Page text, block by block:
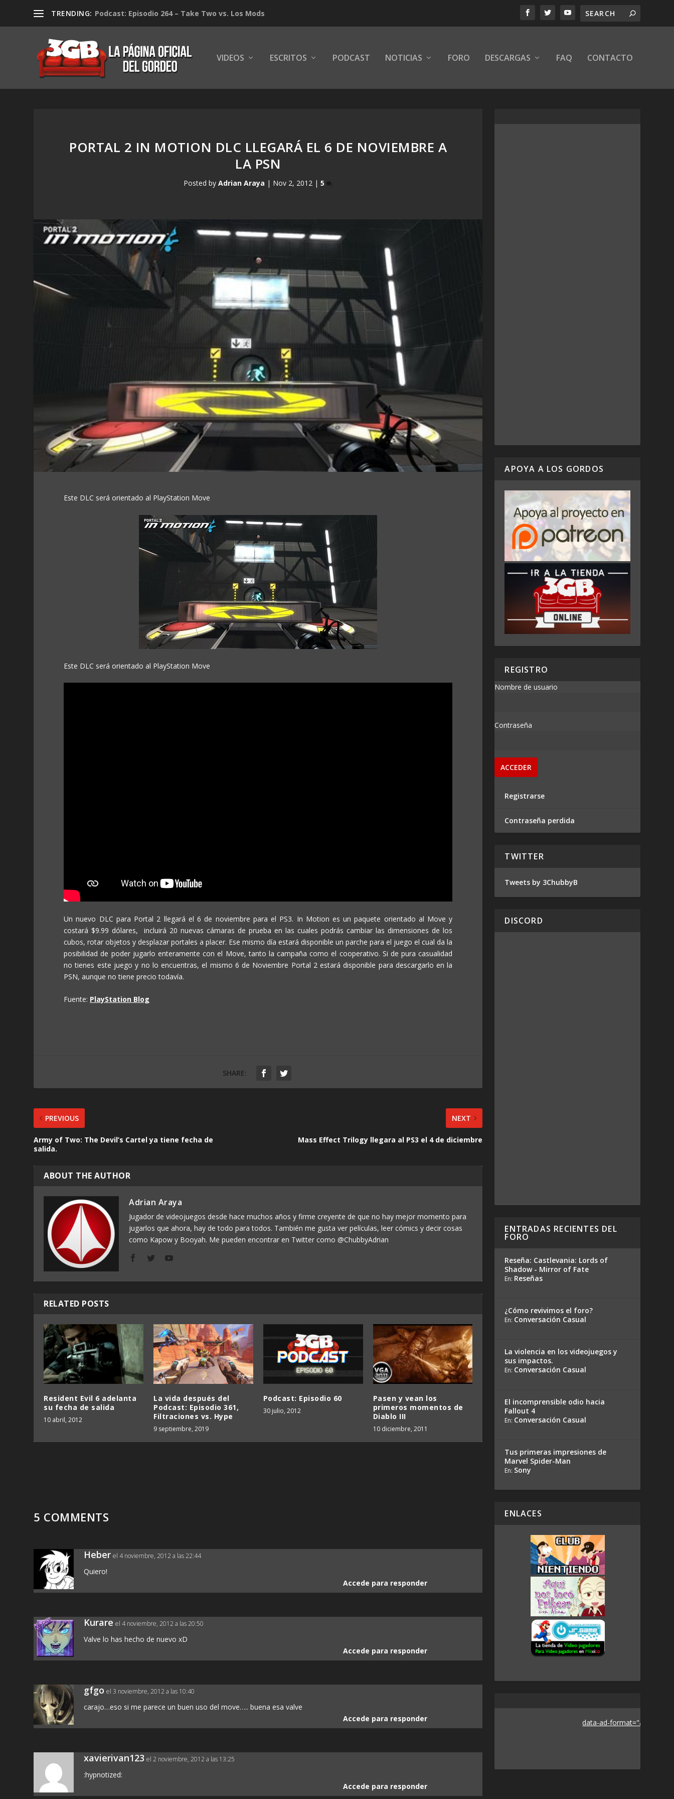
TRENDING: Podcast: Episodio 264 – Take Two vs. Los Mods
VIDEOS ESCRITOS PODCAST NOTICIAS FORO DESCARGAS FAQ CONTACTO
PORTAL 2 IN MOTION DLC LLEGARÁ EL 6 DE NOVIEMBRE A
LA PSN
Posted byAdrian Araya | Nov 2, 2012 |5
Este DLC será orientado al PlayStation Move
Este DLC será orientado al PlayStation Move
Un nuevo DLC para Portal 2 llegará el 6 de noviembre para el PS3. In Motion es un paquete orientado al Move y
costará $9.99 dólares, incluirá 20 nuevas cámaras de prueba en las cuales podrás cambiar las dimensiones de los
cubos, rotar objetos y desplazar portales a placer. Ese mismo día estará disponible un parche para el juego el cual da la
posibilidad de poder jugarlo enteramente con el Move, tanto la campaña como el cooperativo. Si de pura casualidad
no tienes este juego y no lo encuentras, el mismo 6 de Noviembre Portal 2 estará disponible para descargarlo en la
PSN, aunque no tiene precio todavía.
Fuente: PlayStation Blog
SHARE:
PREVIOUS
Army of Two: The Devil’s Cartel ya tiene fecha de
salida.
NEXT
Mass Effect Trilogy llegara al PS3 el 4 de diciembre
ABOUT THE AUTHOR
Adrian Araya
Jugador de videojuegos desde hace muchos años y firme creyente de que no hay mejor momento para
jugarlos que ahora, hay de todo para todos. También me gusta ver películas, leer cómics y decir cosas
como Kapow y Booyah. Me pueden encontrar en Twitter como @ChubbyAdrian
RELATED POSTS
Resident Evil 6 adelanta
su fecha de salida
10 abril, 2012
La vida después del
Podcast: Episodio 361,
Filtraciones vs. Hype
9 septiembre, 2019
Podcast: Episodio 60
30 julio, 2012
Pasen y vean los
primeros momentos de
Diablo III
10 diciembre, 2011
5 COMMENTS
Heber el 4 noviembre, 2012 a las 22:44
Quiero!
Accede para responder
Kurare el 4 noviembre, 2012 a las 20:50
Valve lo has hecho de nuevo xD
Accede para responder
gfgo el 3 noviembre, 2012 a las 10:40
carajo…eso si me parece un buen uso del move….. buena esa valve
Accede para responder
xavierivan123 el 2 noviembre, 2012 a las 13:25
:hypnotized:
Accede para responder
APOYA A LOS GORDOS
REGISTRO
Nombre de usuario
Contraseña
Registrarse
Contraseña perdida
TWITTER
Tweets by 3ChubbyB
DISCORD
ENTRADAS RECIENTES DEL
FORO
Reseña: Castlevania: Lords of
Shadow - Mirror of Fate
En: Reseñas
¿Cómo revivimos el foro?
En: Conversación Casual
La violencia en los videojuegos y
sus impactos.
En: Conversación Casual
El incomprensible odio hacia
Fallout 4
En: Conversación Casual
Tus primeras impresiones de
Marvel Spider-Man
En: Sony
ENLACES
data-ad-format="auto">